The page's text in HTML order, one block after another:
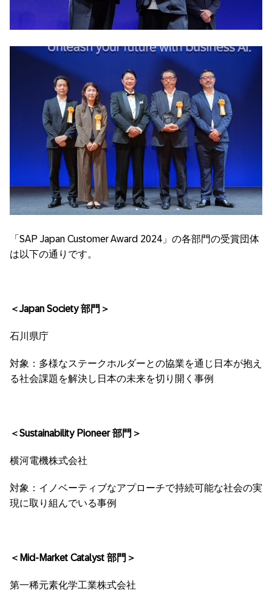
「SAP Japan Customer Award 2024」の各部門の受賞団体
は以下の通りです。
＜Japan Society 部門＞
石川県庁
対象：多様なステークホルダーとの協業を通じ日本が抱え
る社会課題を解決し日本の未来を切り開く事例
＜Sustainability Pioneer 部門＞
横河電機株式会社
対象：イノベーティブなアプローチで持続可能な社会の実
現に取り組んでいる事例
＜Mid-Market Catalyst 部門＞
第一稀元素化学工業株式会社